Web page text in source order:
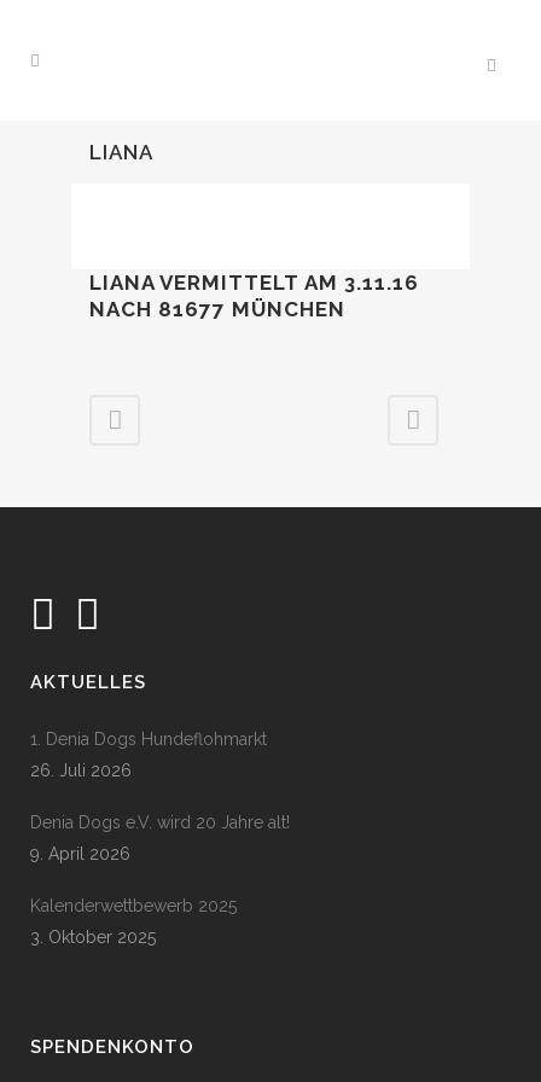
LIANA
LIANA VERMITTELT AM 3.11.16
NACH 81677 MÜNCHEN
AKTUELLES
1. Denia Dogs Hundeflohmarkt
26. Juli 2026
Denia Dogs e.V. wird 20 Jahre alt!
9. April 2026
Kalenderwettbewerb 2025
3. Oktober 2025
SPENDENKONTO